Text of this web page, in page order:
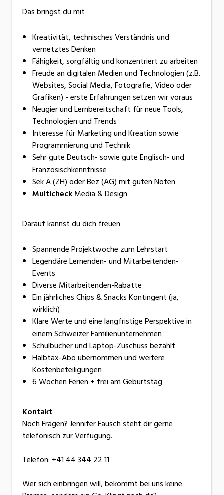
Das bringst du mit
Kreativität, technisches Verständnis und
vernetztes Denken
Fähigkeit, sorgfältig und konzentriert zu arbeiten
Freude an digitalen Medien und Technologien (z.B.
Websites, Social Media, Fotografie, Video oder
Grafiken) - erste Erfahrungen setzen wir voraus
Neugier und Lernbereitschaft für neue Tools,
Technologien und Trends
Interesse für Marketing und Kreation sowie
Programmierung und Technik
Sehr gute Deutsch- sowie gute Englisch- und
Französischkenntnisse
Sek A (ZH) oder Bez (AG) mit guten Noten
MulticheckMedia & Design
Darauf kannst du dich freuen
Spannende Projektwoche zum Lehrstart
Legendäre Lernenden- und Mitarbeitenden-
Events
Diverse Mitarbeitenden-Rabatte
Ein jährliches Chips & Snacks Kontingent (ja,
wirklich)
Klare Werte und eine langfristige Perspektive in
einem Schweizer Familienunternehmen
Schulbücher und Laptop-Zuschuss bezahlt
Halbtax-Abo übernommen und weitere
Kostenbeteiligungen
6 Wochen Ferien + frei am Geburtstag
Kontakt
Noch Fragen? Jennifer Fausch steht dir gerne
telefonisch zur Verfügung.
Telefon: +41 44 344 22 11
Wer sich einbringen will, bekommt bei uns keine